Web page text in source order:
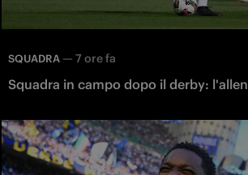
SQUADRA — 7 ore fa
Squadra in campo dopo il derby: